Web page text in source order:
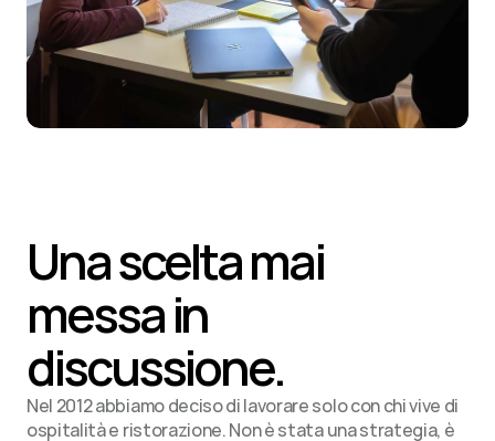
Una scelta mai
messa in
discussione.
Nel 2012 abbiamo deciso di lavorare solo con chi vive di
ospitalità e ristorazione. Non è stata una strategia, è